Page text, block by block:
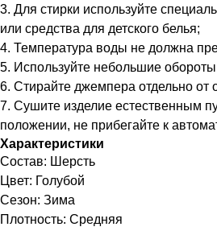
3. Для стирки используйте
или средства для детского белья;
4. Температура воды не должна
5. Используйте небольшие
6. Стирайте джемпера отдельно от
7. Сушите изделие естественным
положении, не прибегайте к
Характеристики
Состав: Шерсть
Цвет: Голубой
Сезон: Зима
Плотность: Средняя